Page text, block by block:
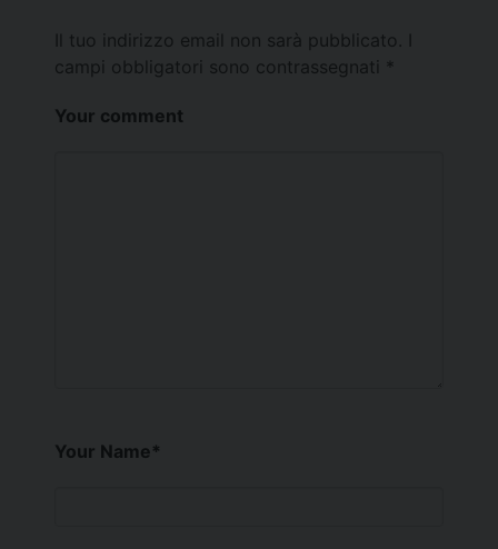
Il tuo indirizzo email non sarà pubblicato.
campi obbligatori sono contrassegnati *
Your comment
Your Name*